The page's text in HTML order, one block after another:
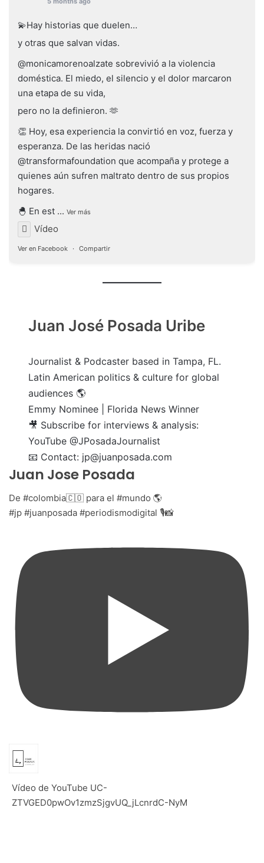
💫Hay historias que duelen…
y otras que salvan vidas.
@monicamorenoalzate sobrevivió a la violencia
doméstica. El miedo, el silencio y el dolor marcaron
una etapa de su vida,
pero no la definieron. 🫶
👏 Hoy, esa experiencia la convirtió en voz, fuerza y
esperanza. De las heridas nació
@transformafoundation que acompaña y protege a
quienes aún sufren maltrato dentro de sus propios
hogares.
🐣 En est ... Ver más
Vídeo
Ver en Facebook · Compartir
Juan José Posada Uribe
Journalist & Podcaster based in Tampa, FL.
Latin American politics & culture for global
audiences 🌎
Emmy Nominee | Florida News Winner
🎥 Subscribe for interviews & analysis:
YouTube @JPosadaJournalist
📧 Contact: jp@juanposada.com
Juan Jose Posada
De #colombia🇨🇴 para el #mundo 🌎
#jp #juanposada #periodismodigital 🎙📸
Vídeo de YouTube UC-
ZTVGED0pwOv1zmzSjgvUQ_jLcnrdC-NyM